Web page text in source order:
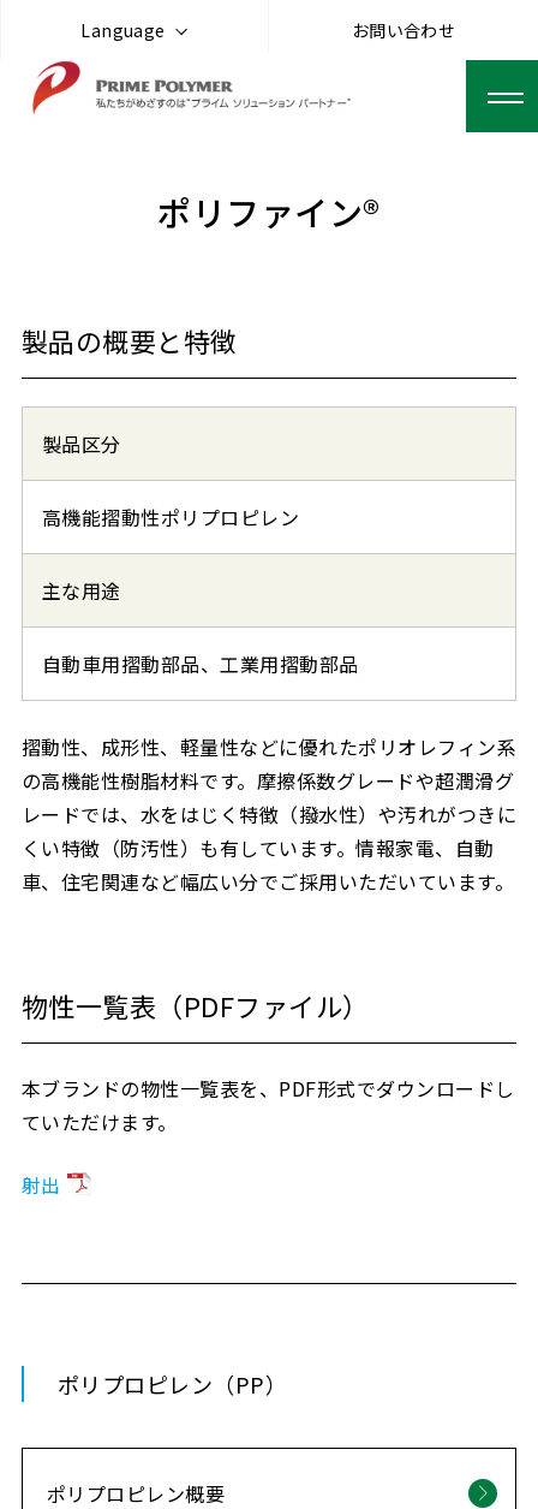
Language お問い合わせ
ポリファイン®
製品の概要と特徴
製品区分
高機能摺動性ポリプロピレン
主な用途
自動車用摺動部品、工業用摺動部品
摺動性、成形性、軽量性などに優れたポリオレフィン系
の高機能性樹脂材料です。摩擦係数グレードや超潤滑グ
レードでは、水をはじく特徴（撥水性）や汚れがつきに
くい特徴（防汚性）も有しています。情報家電、自動
車、住宅関連など幅広い分でご採用いただいています。
物性一覧表（PDFファイル）
本ブランドの物性一覧表を、PDF形式でダウンロードし
ていただけます。
射出
ポリプロピレン（PP）
ポリプロピレン概要